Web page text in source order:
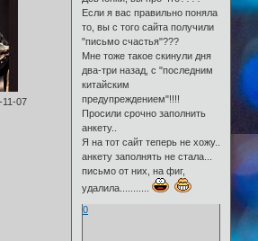
11-07
Если я вас правильно поняла
то, вы с того сайта получили
"письмо счастья"???
Мне тоже такое скинули дня
два-три назад, с "последним
китайским
предупреждением"!!!!
Просили срочно заполнить
анкету..
Я на тот сайт теперь не хожу..
анкету заполнять не стала...
письмо от них, на фиг,
удалила...........
0